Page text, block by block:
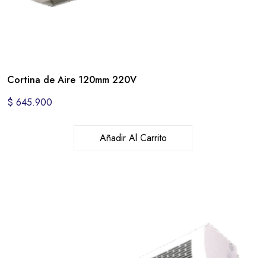
Cortina de Aire 120mm 220V
$ 645.900
Añadir Al Carrito